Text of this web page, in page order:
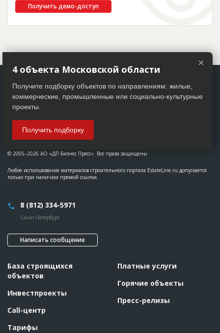
Получить демо-доступ
© 2005–2026 АО «ДП Бизнес Пресс». Все права защищены
Любое использование материалов строительного портала EstateLine.ru допускается
только при наличии прямой ссылки.
8 (812) 334-5971
Санкт-Петербург
Написать сообщение
База строящихся
объектов
Инвестпроекты
Call-центр
Тарифы
Платные услуги
Горячие объекты
Пресс-релизы
×
4 объекта Московской области
Получите подборку объектов по направлениям: жилые,
коммерческие, промышленные или социально-культурные
проекты.
Получить подборку